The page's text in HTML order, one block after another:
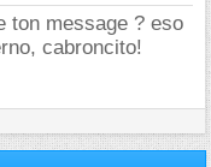
ton message ? eso
cabroncito!